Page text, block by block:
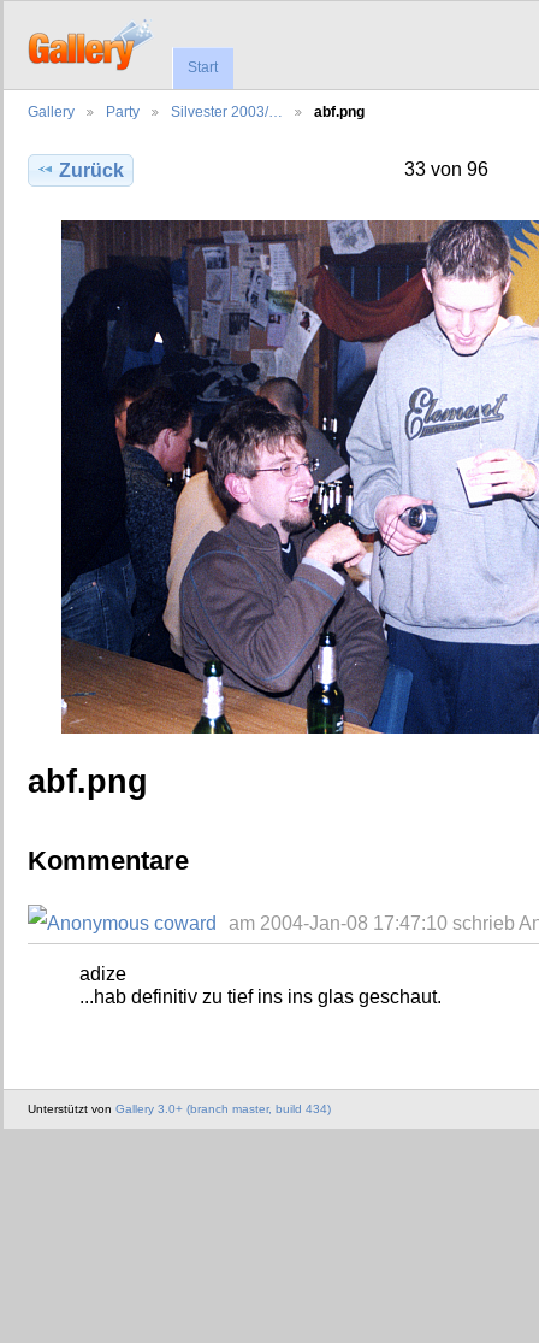
Start
Gallery Party Silvester 2003/… abf.png
Zurück 33 von 96
abf.png
Kommentare
am 2004-Jan-08 17:47:10 schrieb
adize
...hab definitiv zu tief ins ins glas geschaut.
Unterstützt von Gallery 3.0+ (branch master, build 434)